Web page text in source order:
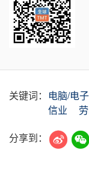
关键词： 电脑/电子
信业
分享到：